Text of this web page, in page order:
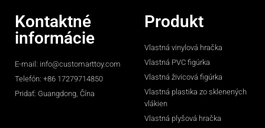
Kontaktné
informácie
E-mail: info@customarttoy.com
Telefón: +86 17279714850
Pridať: Guangdong, Čína
Produkt
Vlastná vinylová hračka
Vlastná PVC figúrka
Vlastná živicová figúrka
Vlastná plastika zo sklenených
vlákien
Vlastná plyšová hračka